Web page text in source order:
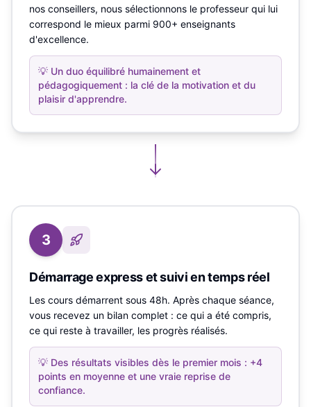
nos conseillers, nous sélectionnons le professeur qui lui
correspond le mieux parmi 900+ enseignants
d'excellence.
💡 Un duo équilibré humainement et
pédagogiquement : la clé de la motivation et du
plaisir d'apprendre.
3
Démarrage express et suivi en temps réel
Les cours démarrent sous 48h. Après chaque séance,
vous recevez un bilan complet : ce qui a été compris,
ce qui reste à travailler, les progrès réalisés.
💡 Des résultats visibles dès le premier mois : +4
points en moyenne et une vraie reprise de
confiance.